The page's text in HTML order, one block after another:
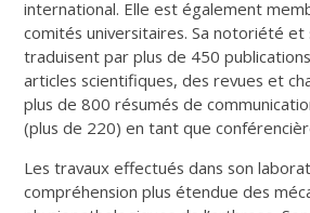
international. Elle est également
comités universitaires. Sa notoriété et
traduisent par plus de 450
articles scientifiques, des revues et
plus de 800 résumés de
(plus de 220) en tant que
Les travaux effectués dans son
compréhension plus étendue des